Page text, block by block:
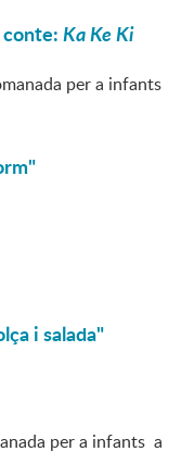
Ka Ke Ki
per a infants
i salada"
per a infants a